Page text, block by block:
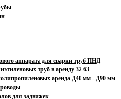
аппарата для сварки труб ПНД
труб в аренду 32-63
аренда Д40 мм - Д90 мм
для задвижек